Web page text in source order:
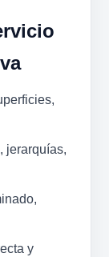
jerarquías,
y